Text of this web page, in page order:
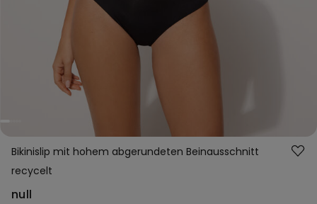
Bikinislip mit hohem abgerundeten Beinausschnitt
recycelt
null